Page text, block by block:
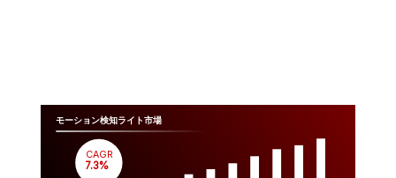
モーション検知ライト市場
CAGR
7.3%